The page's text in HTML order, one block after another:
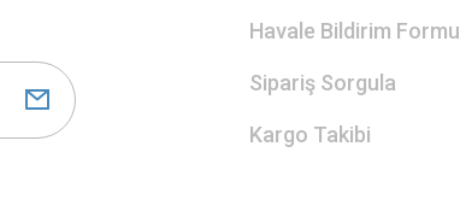
Havale Bildirim Formu
Sipariş Sorgula
Kargo Takibi